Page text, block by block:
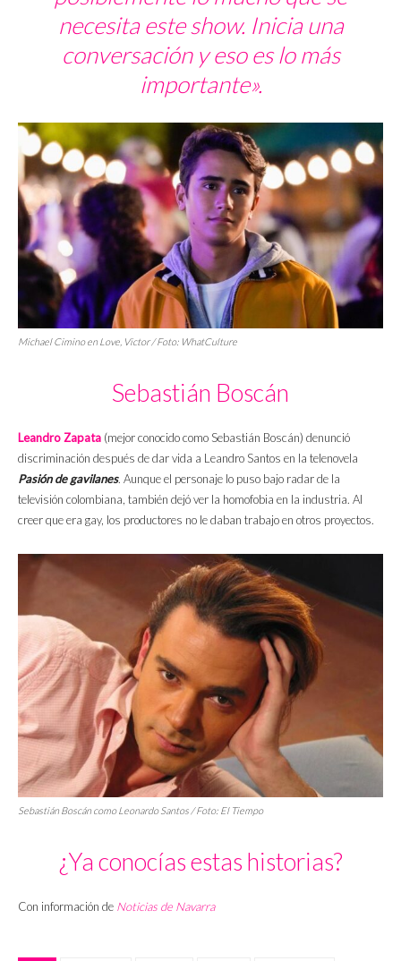
necesita esteshow. Inicia una
conversación y eso es lo más
importante».
Michael Cimino en Love, Victor/ Foto: WhatCulture
Sebastián Boscán
Leandro Zapata (mejor conocido como Sebastián Boscán) denunció
discriminación después de dar vida a Leandro Santos en la telenovela
Pasión de gavilanes. Aunque el personaje lo puso bajo radar de la
televisión colombiana, también dejó ver la homofobia en la industria. Al
creer que era gay, los productores no le daban trabajo en otros proyectos.
Sebastián Boscán como Leonardo Santos / Foto: El Tiempo
¿Ya conocías estas historias?
Con información de Noticias de Navarra